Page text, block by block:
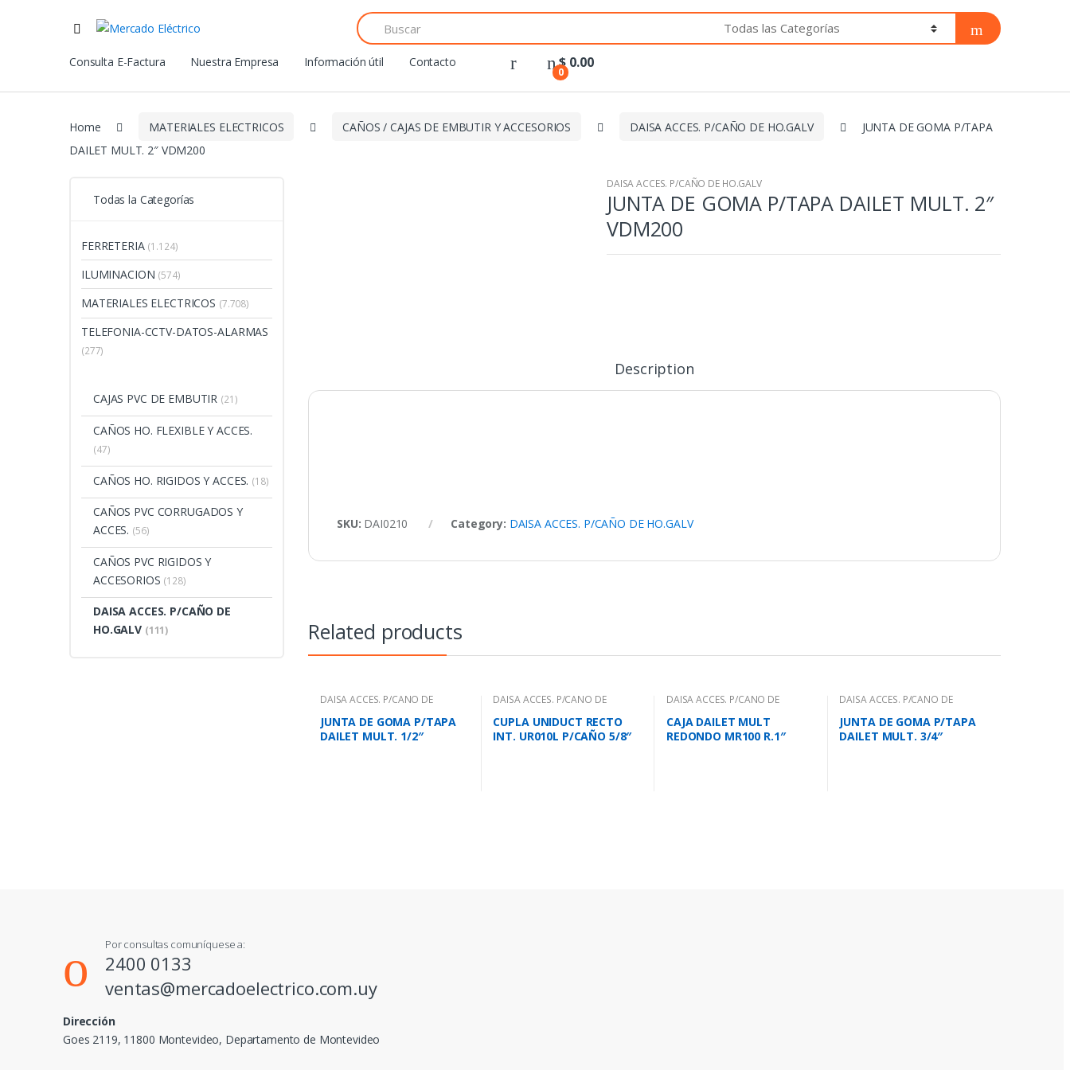
Search
for:
Consulta E-Factura
Nuestra Empresa Información útil Contacto
0
$ 0.00
Home MATERIALES ELECTRICOS CAÑOS / CAJAS DE EMBUTIR Y ACCESORIOS DAISA ACCES. P/CAÑO DE HO.GALV
JUNTA DE GOMA P/TAPA
DAILET MULT. 2″ VDM200
DAISA ACCES. P/CAÑO DE HO.GALV
JUNTA DE GOMA P/TAPA DAILET MULT. 2″
VDM200
Description
SKU: DAI0210 Category: DAISA ACCES. P/CAÑO DE HO.GALV
Related products
DAISA ACCES. P/CAÑO DE
JUNTA DE GOMA P/TAPA
DAILET MULT. 1/2″
DAISA ACCES. P/CAÑO DE
CUPLA UNIDUCT RECTO
INT. UR010L P/CAÑO 5/8″
DAISA ACCES. P/CAÑO DE
CAJA DAILET MULT
REDONDO MR100 R.1″
DAISA ACCES. P/CAÑO DE
JUNTA DE GOMA P/TAPA
DAILET MULT. 3/4″
Todas la Categorías
FERRETERIA (1.124)
ILUMINACION (574)
MATERIALES ELECTRICOS (7.708)
TELEFONIA-CCTV-DATOS-ALARMAS
(277)
CAJAS PVC DE EMBUTIR (21)
CAÑOS HO. FLEXIBLE Y ACCES.
(47)
CAÑOS HO. RIGIDOS Y ACCES. (18)
CAÑOS PVC CORRUGADOS Y
ACCES. (56)
CAÑOS PVC RIGIDOS Y
ACCESORIOS (128)
DAISA ACCES. P/CAÑO DE
HO.GALV (111)
Por consultas comuníquese a:
2400 0133
ventas@mercadoelectrico.com.uy
Dirección
Goes 2119, 11800 Montevideo, Departamento de Montevideo